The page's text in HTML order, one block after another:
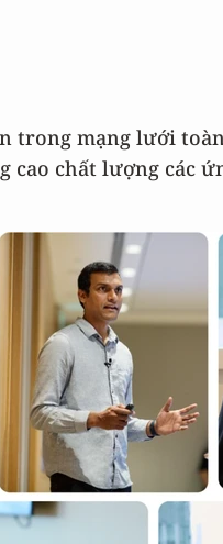
trong mạng lưới
cao chất lượng các